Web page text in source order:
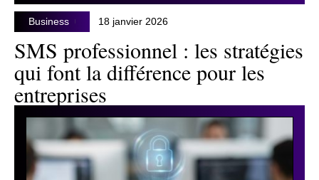
Business 18 janvier 2026
SMS professionnel : les stratégies
qui font la différence pour les
entreprises